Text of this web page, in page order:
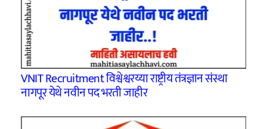
VNIT Recruitment विश्वेश्वरय्या राष्ट्रीय तंत्रज्ञान संस्था
नागपूर येथे नवीन पद भरती जाहीर